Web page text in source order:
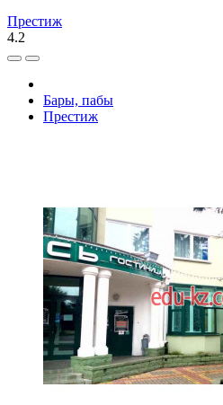
Престиж
4.2
Бары, пабы
Престиж